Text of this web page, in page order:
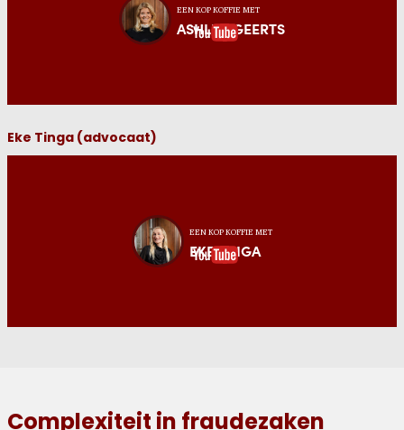
EEN KOP KOFFIE MET
ASHLEY GEERTS
Eke Tinga (advocaat)
EEN KOP KOFFIE MET
EKE TINGA
Complexiteit in fraudezaken